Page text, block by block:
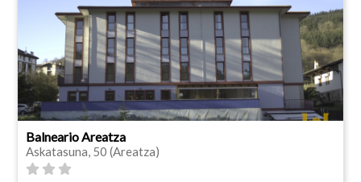
Balneario Areatza
Askatasuna, 50 (Areatza)